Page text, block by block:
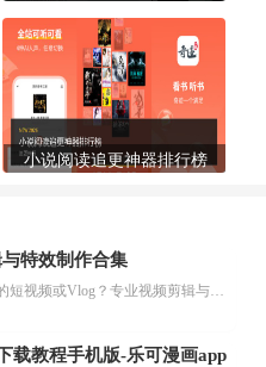
小说阅读追更神器排行榜
特效制作合集
载教程手机版-乐可漫画app